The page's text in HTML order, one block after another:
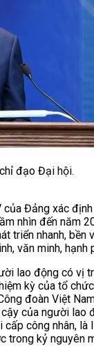
đạo Đại hội.
của Đảng xác
nhìn đến năm
triển nhanh, bền
văn minh, hạnh
lao động có vị
kỳ của tổ
đoàn Việt
của người lao
công nhân, là
trong kỷ nguyên